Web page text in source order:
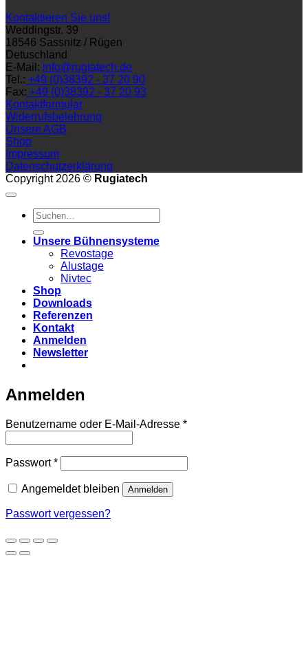
Kontaktieren Sie uns!
Weddingstr. 39
18546 Sassnitz / Rügen
Detuschland
E-Mail: info@rugiatech.de
Tel.: +49 (0)38392 - 37 20 90
Fax: +49 (0)38392 - 37 20 93
Kontaktformular
Widerrufsbelehrung
Unsere AGB
Shop
Impressum
Datenschutzerklärung
Copyright 2026 © Rugiatech
Suchen
nach:
Unsere Bühnensysteme
Revostage
Alustage
Nivtec
Shop
Downloads
Referenzen
Kontakt
Anmelden
Newsletter
Anmelden
Benutzername oder E-Mail-Adresse *Erforderlich
Passwort*Erforderlich
Angemeldet bleiben Anmelden
Passwort vergessen?